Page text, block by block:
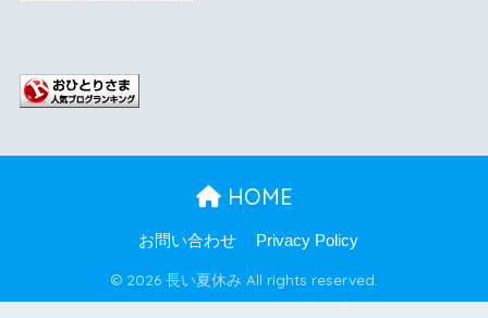
HOME
お問い合わせ Privacy Policy
© 2026 長い夏休み All rights reserved.